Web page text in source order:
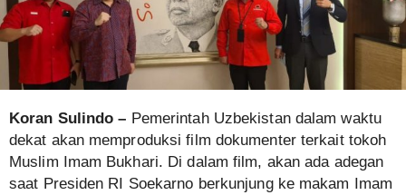
Koran Sulindo – Pemerintah Uzbekistan dalam waktu
dekat akan memproduksi film dokumenter terkait tokoh
Muslim Imam Bukhari. Di dalam film, akan ada adegan
saat Presiden RI Soekarno berkunjung ke makam Imam